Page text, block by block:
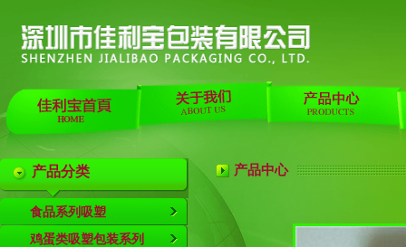
产品分类
食品系列吸塑
鸡蛋类吸塑包装系列
产品中心